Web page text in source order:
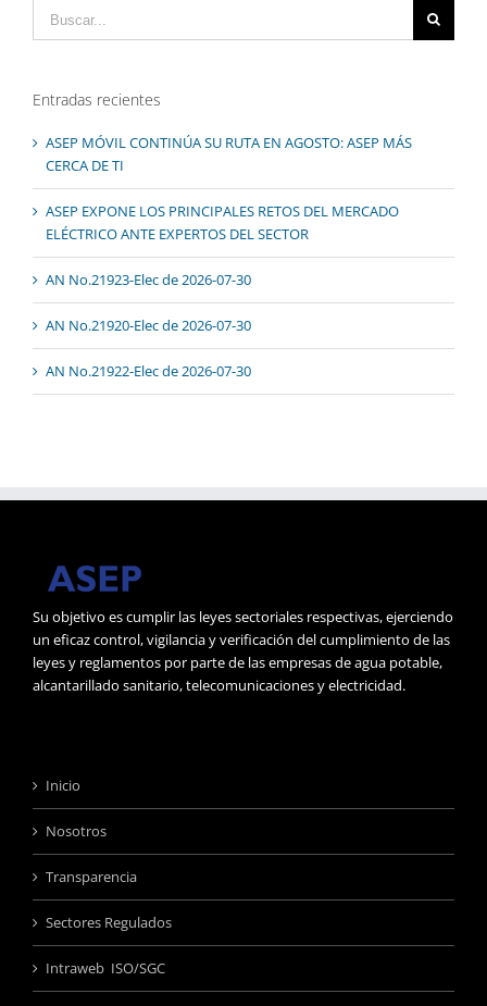
Entradas recientes
ASEP MÓVIL CONTINÚA SU RUTA EN AGOSTO: ASEP MÁS
CERCA DE TI
ASEP EXPONE LOS PRINCIPALES RETOS DEL MERCADO
ELÉCTRICO ANTE EXPERTOS DEL SECTOR
AN No.21923-Elec de 2026-07-30
AN No.21920-Elec de 2026-07-30
AN No.21922-Elec de 2026-07-30
Su objetivo es cumplir las leyes sectoriales respectivas, ejerciendo
un eficaz control, vigilancia y verificación del cumplimiento de las
leyes y reglamentos por parte de las empresas de agua potable,
alcantarillado sanitario, telecomunicaciones y electricidad.
Inicio
Nosotros
Transparencia
Sectores Regulados
Intraweb ISO/SGC